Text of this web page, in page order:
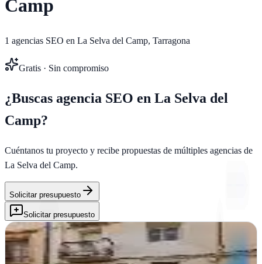
Camp
1 agencias SEO en La Selva del Camp, Tarragona
Gratis · Sin compromiso
¿Buscas agencia SEO en La Selva del
Camp?
Cuéntanos tu proyecto y recibe propuestas de múltiples agencias de
La Selva del Camp.
Solicitar presupuesto
Solicitar presupuesto
Tecnoad | Marketing Online, SEO Tarragona